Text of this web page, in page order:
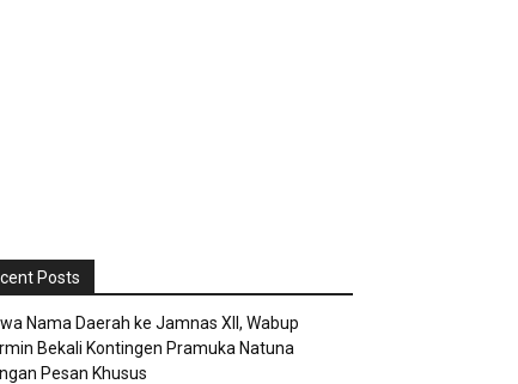
Posts
Nama Daerah ke Jamnas XII, Wabup
Bekali Kontingen Pramuka Natuna
Pesan Khusus